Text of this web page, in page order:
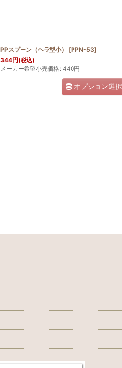
PPスプーン（ヘラ型小） [PPN-53]
344円(税込)
メーカー希望小売価格: 440円
オプション選択